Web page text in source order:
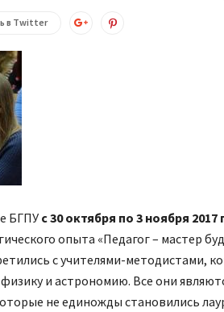
в Twitter
БГПУ с 30 октября по 3 ноября 2017
опыта «Педагог – мастер
с учителями-методистами,
и астрономию. Все они
не единожды становились